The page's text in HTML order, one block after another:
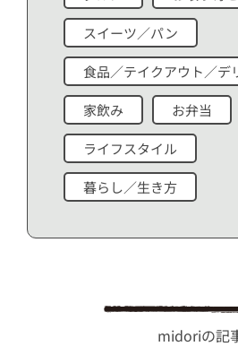
スイーツ／パン
食品／テイクアウト／デ
家飲み お弁当
ライフスタイル
暮らし／生き方
midoriの記